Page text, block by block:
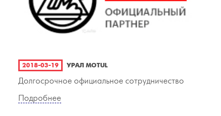
2018-03-19 УРАЛ MOTUL
Долгосрочное официальное сотрудничество
Подробнее